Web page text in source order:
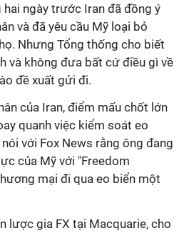
hai ngày trước Iran đã đồng ý
và đã yêu cầu Mỹ loại bỏ
Nhưng Tổng thống cho biết
và không đưa bất cứ điều gì về
đề xuất gửi đi.
của Iran, điểm mấu chốt lớn
quanh việc kiểm soát eo
với Fox News rằng ông đang
của Mỹ với "Freedom
mại đi qua eo biển một
lược gia FX tại Macquarie, cho